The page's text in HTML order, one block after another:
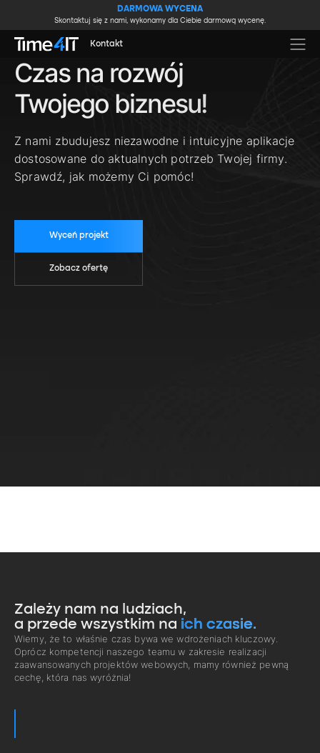
DARMOWA WYCENA
Skontaktuj się z nami, wykonamy dla Ciebie darmową wycenę.
Kontakt
Czas na rozwój
Twojego biznesu!
Z nami zbudujesz niezawodne i intuicyjne aplikacje
dostosowane do aktualnych potrzeb Twojej firmy.
Sprawdź, jak możemy Ci pomóc!
Wyceń projekt
Zobacz ofertę
Zależy nam na ludziach,
a przede wszystkim na ich czasie.
Wiemy, że to właśnie czas bywa we wdrożeniach kluczowy.
Oprócz kompetencji naszego teamu w zakresie realizacji
zaawansowanych projektów webowych, mamy również pewną
cechę, która nas wyróżnia!